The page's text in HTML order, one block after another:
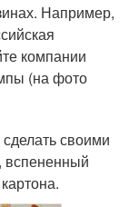
Например,
компании
(на фото
своими
вспененный